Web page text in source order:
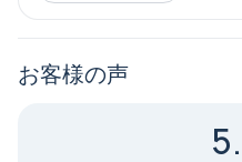
歩きやすい、通気性の良い
考慮して、控えめな服装が
お客様の声